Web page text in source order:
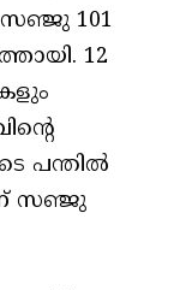
സഞ്ജു 101
12
പന്തില്‍
സഞ്ജു